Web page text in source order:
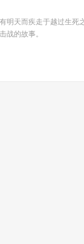
明天而疾走于越过生死
战的故事。